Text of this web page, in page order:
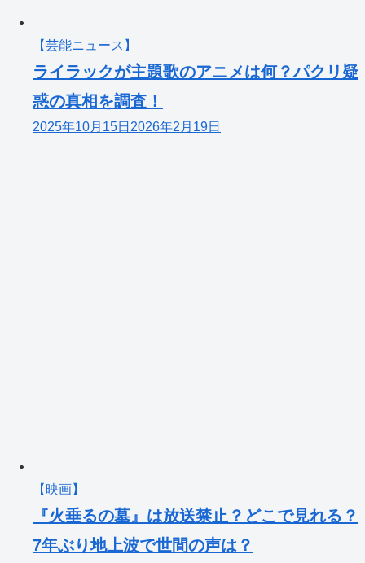
【芸能ニュース】
ライラックが主題歌のアニメは何？パクリ疑
惑の真相を調査！
2025年10月15日 2026年2月19日
【映画】
『火垂るの墓』は放送禁止？どこで見れる？
7年ぶり地上波で世間の声は？